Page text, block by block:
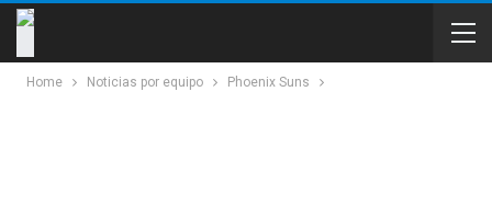
Home Noticias por equipo Phoenix Suns